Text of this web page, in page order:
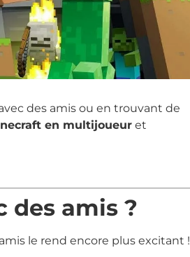
des amis ou en trouvant de
en multijoueur et
des amis ?
le rend encore plus excitant !